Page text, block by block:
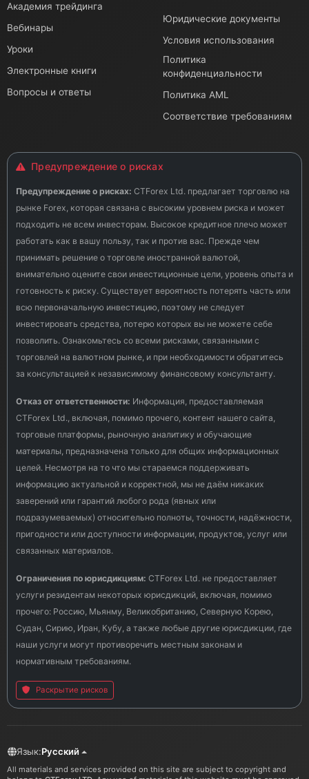
Академия трейдинга
Вебинары
Уроки
Электронные книги
Вопросы и ответы
Юридические документы
Условия использования
Политика
конфиденциальности
Политика AML
Соответствие требованиям
Предупреждение о рисках
Предупреждение о рисках: CTForex Ltd. предлагает торговлю на
рынке Forex, которая связана с высоким уровнем риска и может
подходить не всем инвесторам. Высокое кредитное плечо может
работать как в вашу пользу, так и против вас. Прежде чем
принимать решение о торговле иностранной валютой,
внимательно оцените свои инвестиционные цели, уровень опыта и
готовность к риску. Существует вероятность потерять часть или
всю первоначальную инвестицию, поэтому не следует
инвестировать средства, потерю которых вы не можете себе
позволить. Ознакомьтесь со всеми рисками, связанными с
торговлей на валютном рынке, и при необходимости обратитесь
за консультацией к независимому финансовому консультанту.
Отказ от ответственности: Информация, предоставляемая
CTForex Ltd., включая, помимо прочего, контент нашего сайта,
торговые платформы, рыночную аналитику и обучающие
материалы, предназначена только для общих информационных
целей. Несмотря на то что мы стараемся поддерживать
информацию актуальной и корректной, мы не даём никаких
заверений или гарантий любого рода (явных или
подразумеваемых) относительно полноты, точности, надёжности,
пригодности или доступности информации, продуктов, услуг или
связанных материалов.
Ограничения по юрисдикциям: CTForex Ltd. не предоставляет
услуги резидентам некоторых юрисдикций, включая, помимо
прочего: Россию, Мьянму, Великобританию, Северную Корею,
Судан, Сирию, Иран, Кубу, а также любые другие юрисдикции, где
наши услуги могут противоречить местным законам и
нормативным требованиям.
Раскрытие рисков
Язык:Русский
All materials and services provided on this site are subject to copyright and